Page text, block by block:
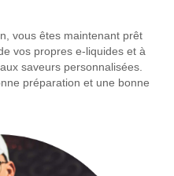
vous êtes maintenant prêt
vos propres e-liquides et à
saveurs personnalisées.
préparation et une bonne